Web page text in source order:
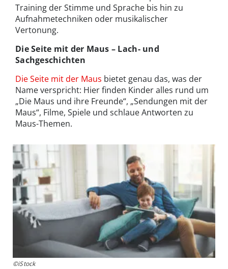
Training der Stimme und Sprache bis hin zu
Aufnahmetechniken oder musikalischer
Vertonung.
Die Seite mit der Maus – Lach- und
Sachgeschichten
Die Seite mit der Maus bietet genau das, was der
Name verspricht: Hier finden Kinder alles rund um
„Die Maus und ihre Freunde“, „Sendungen mit der
Maus“, Filme, Spiele und schlaue Antworten zu
Maus-Themen.
©iStock